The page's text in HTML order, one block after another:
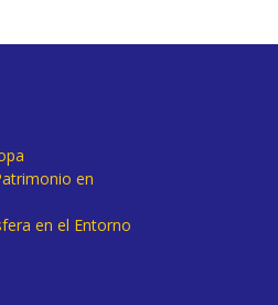
en
en el Entorno